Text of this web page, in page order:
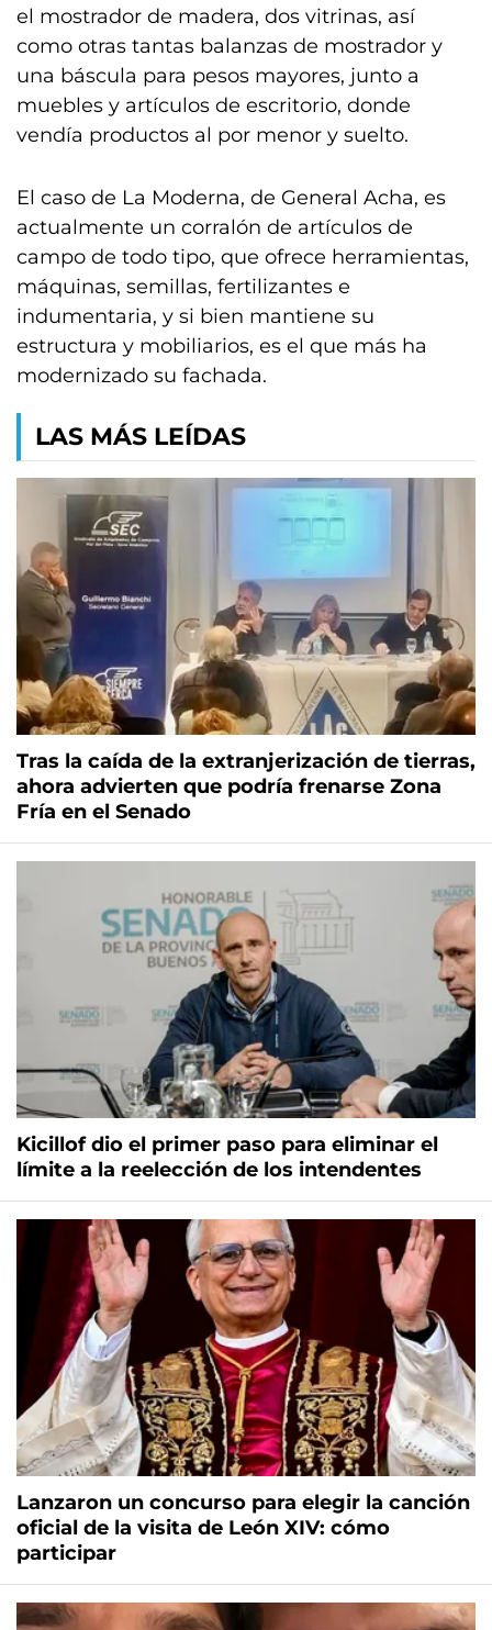
el mostrador de madera, dos vitrinas, así
como otras tantas balanzas de mostrador y
una báscula para pesos mayores, junto a
muebles y artículos de escritorio, donde
vendía productos al por menor y suelto.
El caso de La Moderna, de General Acha, es
actualmente un corralón de artículos de
campo de todo tipo, que ofrece herramientas,
máquinas, semillas, fertilizantes e
indumentaria, y si bien mantiene su
estructura y mobiliarios, es el que más ha
modernizado su fachada.
LAS MÁS LEÍDAS
Tras la caída de la extranjerización de tierras,
ahora advierten que podría frenarse Zona
Fría en el Senado
Kicillof dio el primer paso para eliminar el
límite a la reelección de los intendentes
Lanzaron un concurso para elegir la canción
oficial de la visita de León XIV: cómo
participar